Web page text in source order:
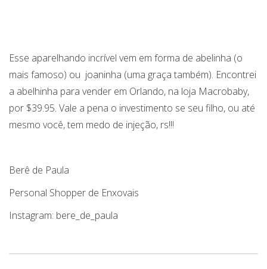
Esse aparelhando incrível vem em forma de abelinha (o
mais famoso) ou joaninha (uma graça também). Encontrei
a abelhinha para vender em Orlando, na loja Macrobaby,
por $39.95. Vale a pena o investimento se seu filho, ou até
mesmo você, tem medo de injeção, rs!!!
Berê de Paula
Personal Shopper de Enxovais
Instagram: bere_de_paula